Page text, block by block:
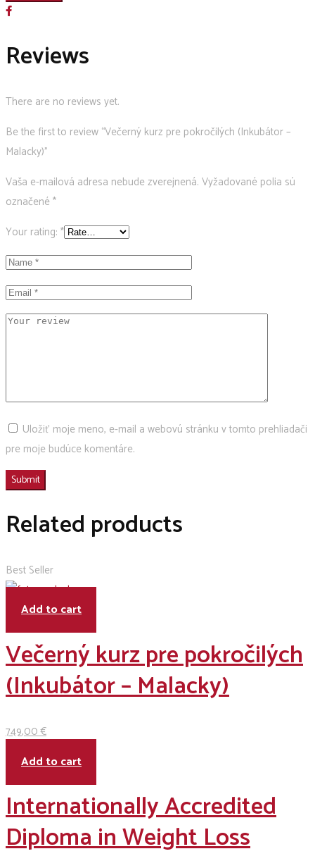
(Inkubátor
–
quantity
Reviews
There are no reviews yet.
Be the first to review “Večerný kurz pre pokročilých (Inkubátor –
Malacky)”
Vaša e-mailová adresa nebude zverejnená. Vyžadované polia sú
označené *
Your rating: *
Uložiť moje meno, e-mail a webovú stránku v tomto prehliadači
pre moje budúce komentáre.
Related products
Best Seller
Add to cart
Večerný kurz pre pokročilých
(Inkubátor – Malacky)
749,00€
Add to cart
Internationally Accredited
Diploma in Weight Loss